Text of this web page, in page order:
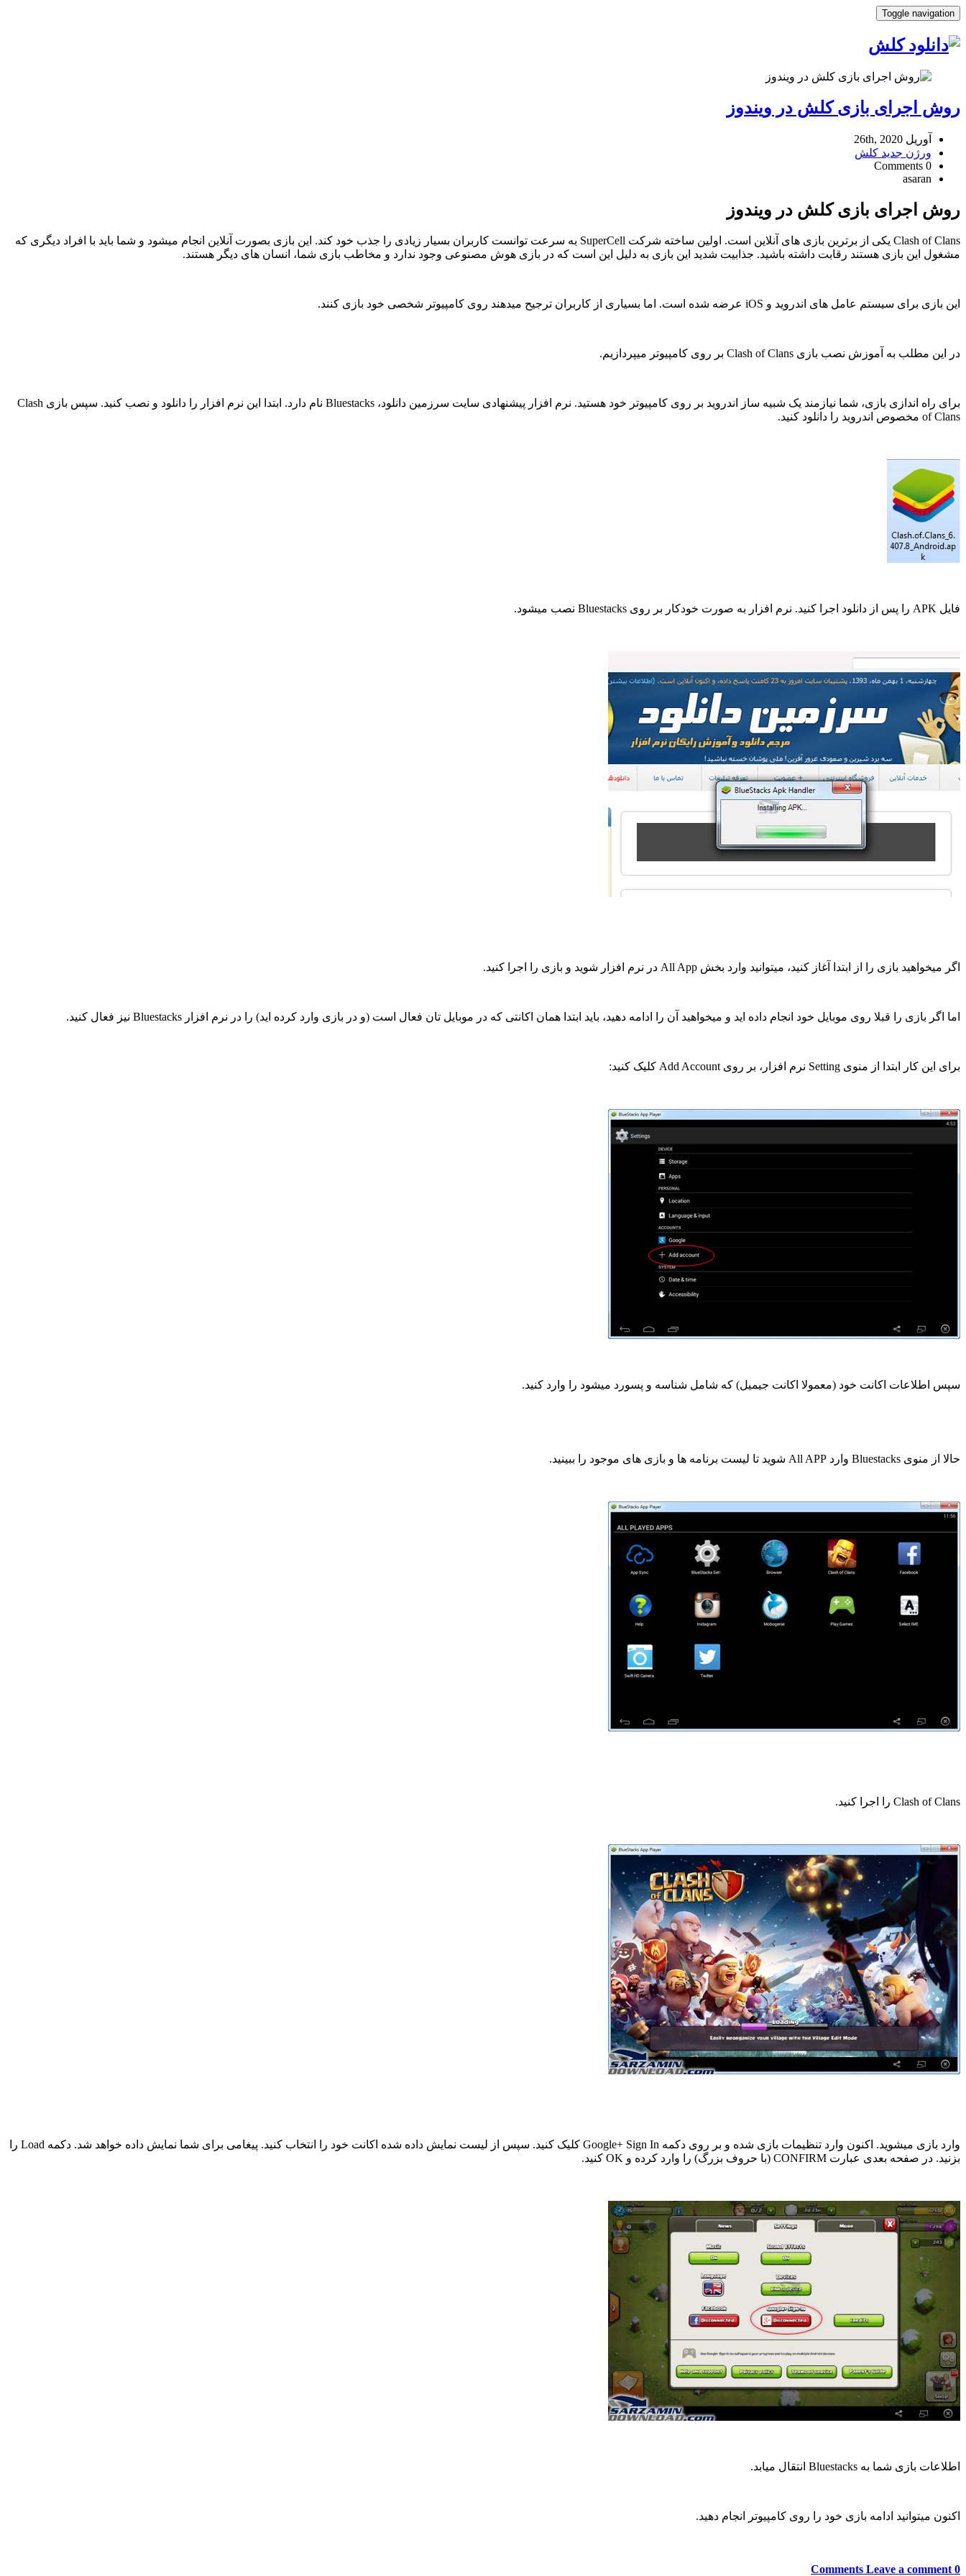
Toggle navigation
روش اجرای بازی کلش در ویندوز
آوریل 26th, 2020
ورژن جدید کلش
0 Comments
asaran
روش اجرای بازی کلش در ویندوز
Clash of Clans یکی از برترین بازی های آنلاین است. اولین ساخته شرکت SuperCell به سرعت توانست کاربران بسیار زیادی را جذب خود کند. این بازی بصورت آنلاین انجام میشود و شما باید با افراد دیگری که
مشغول این بازی هستند رقابت داشته باشید. جذابیت شدید این بازی به دلیل این است که در بازی هوش مصنوعی وجود ندارد و مخاطب بازی شما، انسان های دیگر هستند.
این بازی برای سیستم عامل های اندروید و iOS عرضه شده است. اما بسیاری از کاربران ترجیح میدهند روی کامپیوتر شخصی خود بازی کنند.
در این مطلب به آموزش نصب بازی Clash of Clans بر روی کامپیوتر میپردازیم.
برای راه اندازی بازی، شما نیازمند یک شبیه ساز اندروید بر روی کامپیوتر خود هستید. نرم افزار پیشنهادی سایت سرزمین دانلود، Bluestacks نام دارد. ابتدا این نرم افزار را دانلود و نصب کنید. سپس بازی Clash
of Clans مخصوص اندروید را دانلود کنید.
فایل APK را پس از دانلود اجرا کنید. نرم افزار به صورت خودکار بر روی Bluestacks نصب میشود.
اگر میخواهید بازی را از ابتدا آغاز کنید، میتوانید وارد بخش All App در نرم افزار شوید و بازی را اجرا کنید.
اما اگر بازی را قبلا روی موبایل خود انجام داده اید و میخواهید آن را ادامه دهید، باید ابتدا همان اکانتی که در موبایل تان فعال است (و در بازی وارد کرده اید) را در نرم افزار Bluestacks نیز فعال کنید.
برای این کار ابتدا از منوی Setting نرم افزار، بر روی Add Account کلیک کنید:
سپس اطلاعات اکانت خود (معمولا اکانت جیمیل) که شامل شناسه و پسورد میشود را وارد کنید.
حالا از منوی Bluestacks وارد All APP شوید تا لیست برنامه ها و بازی های موجود را ببینید.
Clash of Clans را اجرا کنید.
وارد بازی میشوید. اکنون وارد تنظیمات بازی شده و بر روی دکمه Google+ Sign In کلیک کنید. سپس از لیست نمایش داده شده اکانت خود را انتخاب کنید. پیغامی برای شما نمایش داده خواهد شد. دکمه Load را
بزنید. در صفحه بعدی عبارت CONFIRM (با حروف بزرگ) را وارد کرده و OK کنید.
اطلاعات بازی شما به Bluestacks انتقال میابد.
اکنون میتوانید ادامه بازی خود را روی کامپیوتر انجام دهید.
0 Comments
Leave a comment